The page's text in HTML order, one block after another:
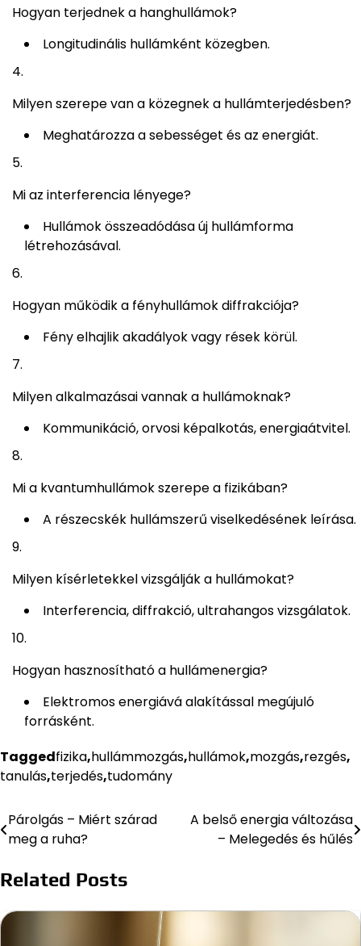
Hogyan terjednek a hanghullámok?
Longitudinális hullámként közegben.
Milyen szerepe van a közegnek a hullámterjedésben?
Meghatározza a sebességet és az energiát.
Mi az interferencia lényege?
Hullámok összeadódása új hullámforma
létrehozásával.
Hogyan működik a fényhullámok diffrakciója?
Fény elhajlik akadályok vagy rések körül.
Milyen alkalmazásai vannak a hullámoknak?
Kommunikáció, orvosi képalkotás, energiaátvitel.
Mi a kvantumhullámok szerepe a fizikában?
A részecskék hullámszerű viselkedésének leírása.
Milyen kísérletekkel vizsgálják a hullámokat?
Interferencia, diffrakció, ultrahangos vizsgálatok.
Hogyan hasznosítható a hullámenergia?
Elektromos energiává alakítással megújuló
forrásként.
Taggedfizika,hullámmozgás,hullámok,mozgás,rezgés,
tanulás,terjedés,tudomány
Bejegyzés
navigáció
Párolgás – Miért szárad
meg a ruha?
A belső energia változása
– Melegedés és hűlés
Related Posts